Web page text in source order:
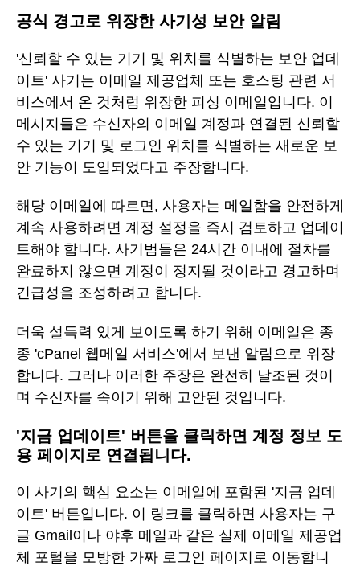
공식 경고로 위장한 사기성 보안 알림
'신뢰할 수 있는 기기 및 위치를 식별하는 보안 업데
이트' 사기는 이메일 제공업체 또는 호스팅 관련 서
비스에서 온 것처럼 위장한 피싱 이메일입니다. 이
메시지들은 수신자의 이메일 계정과 연결된 신뢰할
수 있는 기기 및 로그인 위치를 식별하는 새로운 보
안 기능이 도입되었다고 주장합니다.
해당 이메일에 따르면, 사용자는 메일함을 안전하게
계속 사용하려면 계정 설정을 즉시 검토하고 업데이
트해야 합니다. 사기범들은 24시간 이내에 절차를
완료하지 않으면 계정이 정지될 것이라고 경고하며
긴급성을 조성하려고 합니다.
더욱 설득력 있게 보이도록 하기 위해 이메일은 종
종 'cPanel 웹메일 서비스'에서 보낸 알림으로 위장
합니다. 그러나 이러한 주장은 완전히 날조된 것이
며 수신자를 속이기 위해 고안된 것입니다.
'지금 업데이트' 버튼을 클릭하면 계정 정보 도
용 페이지로 연결됩니다.
이 사기의 핵심 요소는 이메일에 포함된 '지금 업데
이트' 버튼입니다. 이 링크를 클릭하면 사용자는 구
글 Gmail이나 야후 메일과 같은 실제 이메일 제공업
체 포털을 모방한 가짜 로그인 페이지로 이동합니